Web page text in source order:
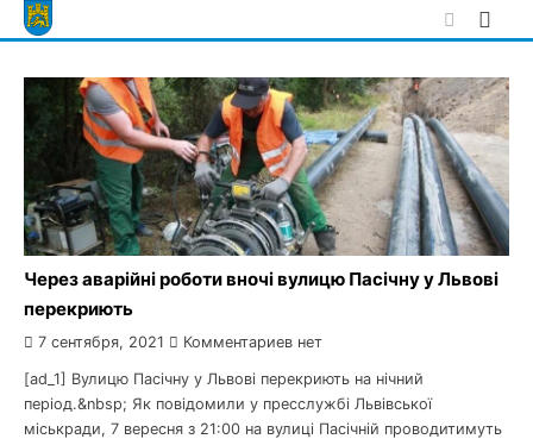
Skip
to
Через аварійні роботи вночі вулицю Пасічну у Львові
перекриють
7 сентября, 2021 Комментариев нет
[ad_1] Вулицю Пасічну у Львові перекриють на нічний
період.&nbsp; Як повідомили у пресслужбі Львівської
міськради, 7 вересня з 21:00 на вулиці Пасічній проводитимуть